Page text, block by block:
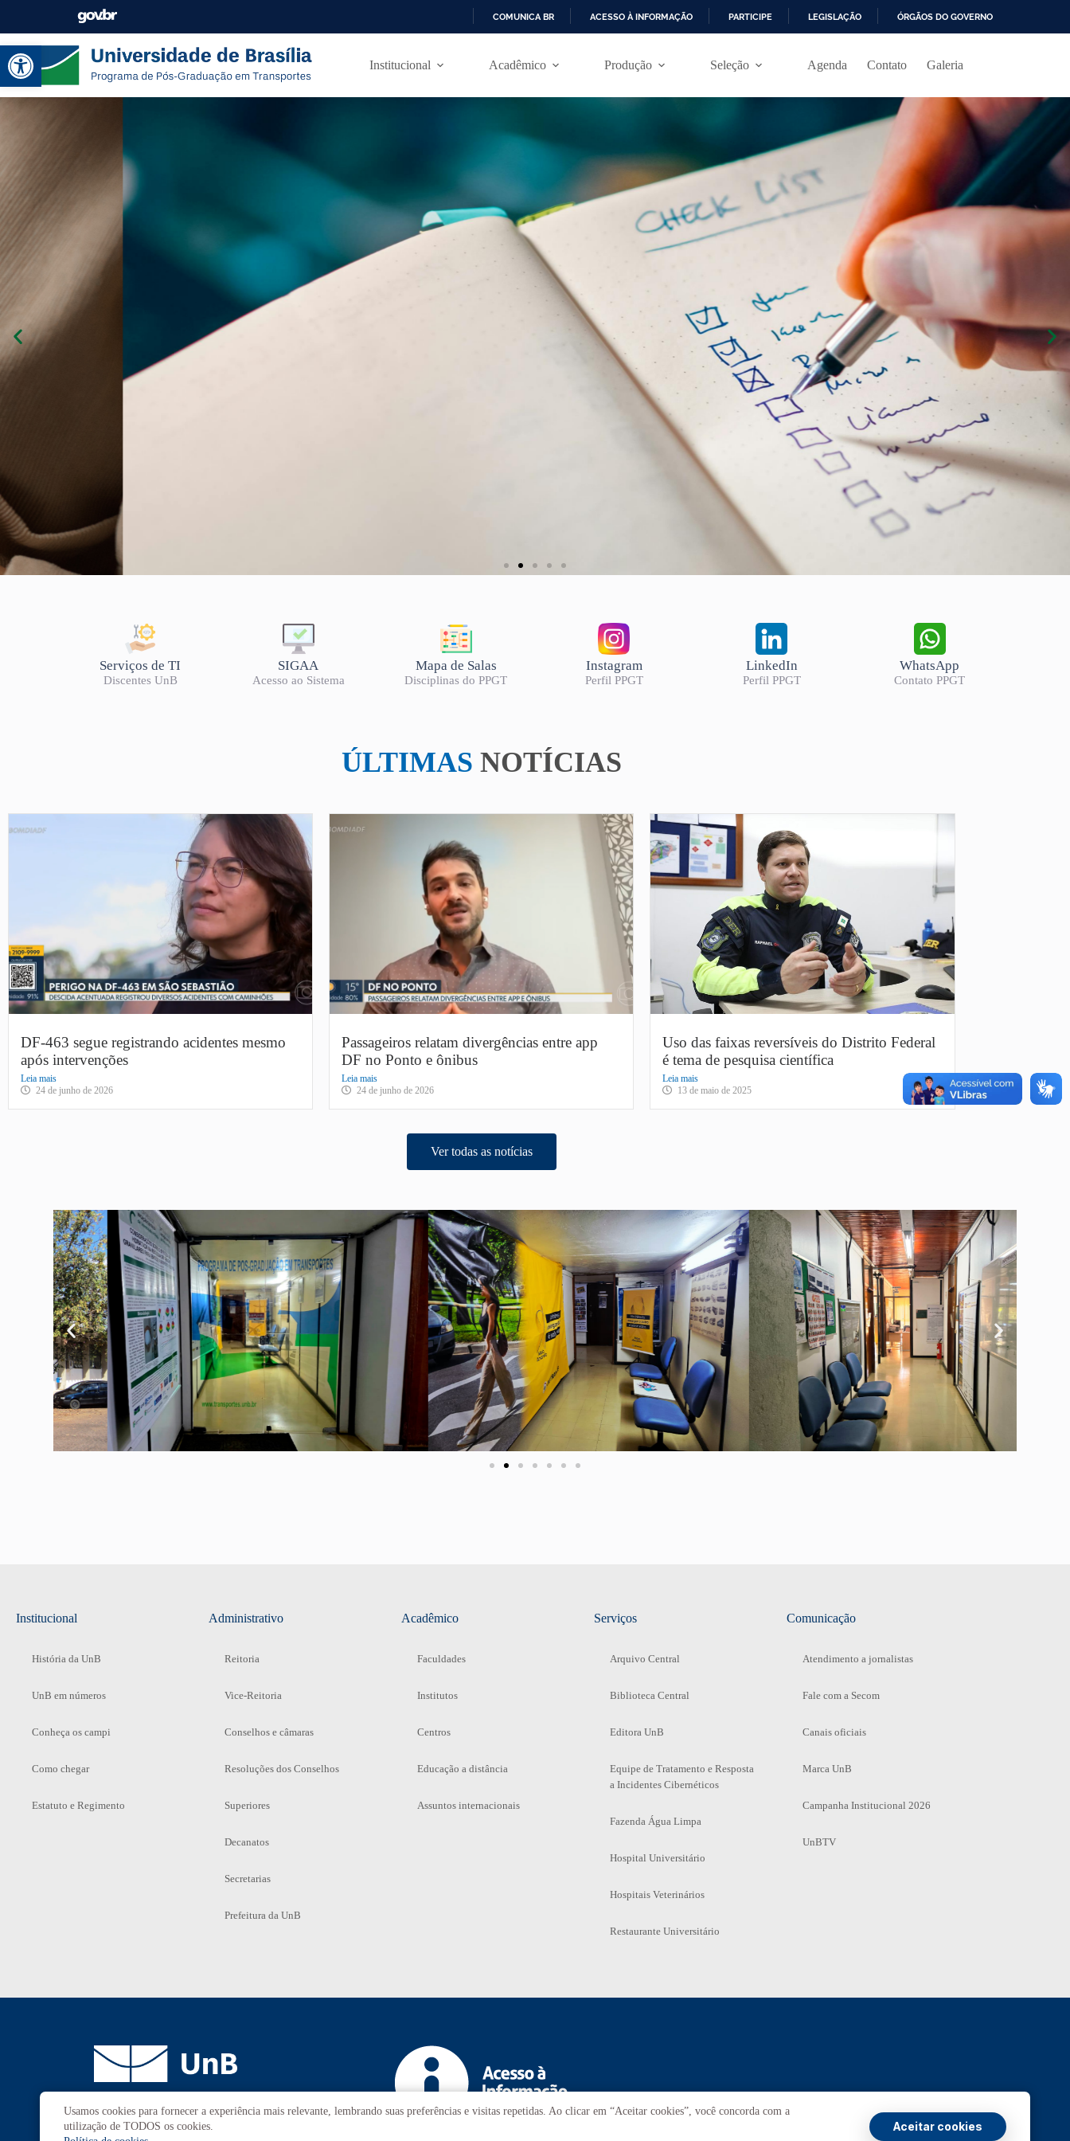
Abrir a barra de ferramentas
P
R
C
Ú
O
COMUNICA BR ACESSO À INFORMAÇÃO PARTICIPE LEGISLAÇÃO ÓRGÃOS DO GOVERNO
Institucional Acadêmico Produção Seleção Agenda Contato Galeria
LISTA DE OFERTA 2026/2
Serviços de TI
Discentes UnB
SIGAA
Acesso ao Sistema
Mapa de Salas
Disciplinas do PPGT
Instagram
Perfil PPGT
LinkedIn
Perfil PPGT
WhatsApp
Contato PPGT
ÚLTIMAS NOTÍCIAS
DF-463 segue registrando acidentes mesmo
após intervenções
Leia mais
24 de junho de 2026
Passageiros relatam divergências entre app
DF no Ponto e ônibus
Leia mais
24 de junho de 2026
Uso das faixas reversíveis do Distrito Federal
é tema de pesquisa científica
Leia mais
13 de maio de 2025
Ver todas as notícias
Institucional
História da UnB
UnB em números
Conheça os campi
Como chegar
Estatuto e Regimento
Administrativo
Reitoria
Vice-Reitoria
Conselhos e câmaras
Resoluções dos Conselhos
Superiores
Decanatos
Secretarias
Prefeitura da UnB
Acadêmico
Faculdades
Institutos
Centros
Educação a distância
Assuntos internacionais
Serviços
Arquivo Central
Biblioteca Central
Editora UnB
Equipe de Tratamento e Resposta
a Incidentes Cibernéticos
Fazenda Água Limpa
Hospital Universitário
Hospitais Veterinários
Restaurante Universitário
Comunicação
Atendimento a jornalistas
Fale com a Secom
Canais oficiais
Marca UnB
Campanha Institucional 2026
UnBTV
Campus Universitário Darcy Ribeiro
Brasília-DF | CEP 70910-900
Transparência e Prestação de Contas
Usamos cookies para fornecer a experiência mais relevante, lembrando suas preferências e visitas repetidas. Ao clicar em “Aceitar cookies”, você concorda com a
utilização de TODOS os cookies.
Aceitar cookies